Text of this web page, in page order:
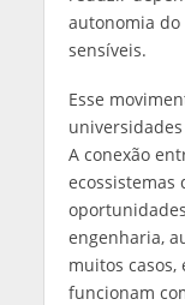
autonomia do
sensíveis.
Esse
A conexão
ecossistemas
engenharia,
muitos casos,
funcionam